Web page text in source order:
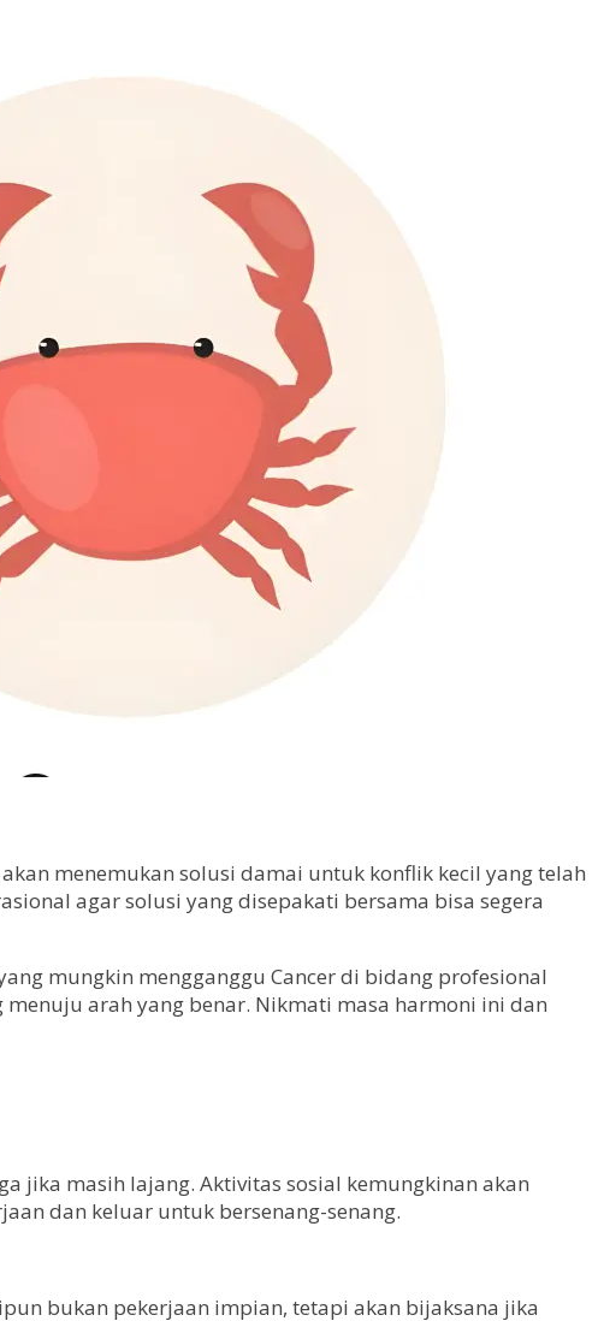
menemukan solusi damai untuk konflik kecil yang telah
agar solusi yang disepakati bersama bisa segera
mungkin mengganggu Cancer di bidang profesional
arah yang benar. Nikmati masa harmoni ini dan
jika masih lajang. Aktivitas sosial kemungkinan akan
dan keluar untuk bersenang-senang.
bukan pekerjaan impian, tetapi akan bijaksana jika